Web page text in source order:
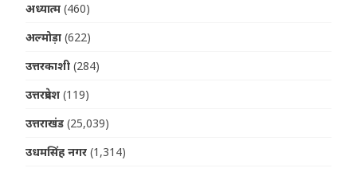
अध्यात्म (460)
अल्मोड़ा (622)
उत्तरकाशी (284)
उत्तरप्रदेश (119)
उत्तराखंड (25,039)
उधमसिंह नगर (1,314)